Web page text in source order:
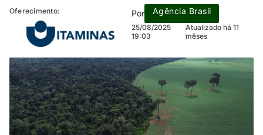
Por Agência Brasil
25/08/2025
19:03
Atualizado há 11
mêses
Oferecimento: